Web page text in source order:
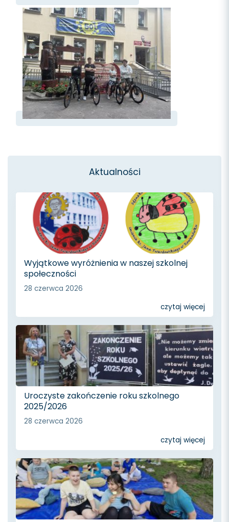
Aktualności
Wyjątkowe wyróżnienia w naszej szkolnej
społeczności
28 czerwca 2026
czytaj więcej
Uroczyste zakończenie roku szkolnego
2025/2026
28 czerwca 2026
czytaj więcej